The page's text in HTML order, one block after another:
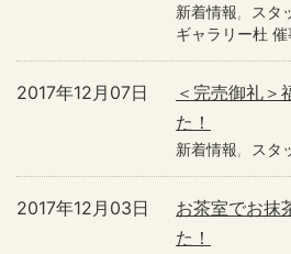
新着情報
スタ
ギャラリー杜 催
＜完売御礼＞
た！
2017年12月07日
新着情報 スタ
お茶室でお抹
た！
2017年12月03日